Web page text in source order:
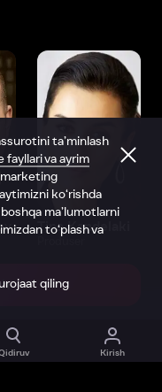
Tina Kandelaki
Kirish
ta’minlash
fayllari va ayrim
ko‘rishda
ma’lumotlarni
to‘plash va
qiling